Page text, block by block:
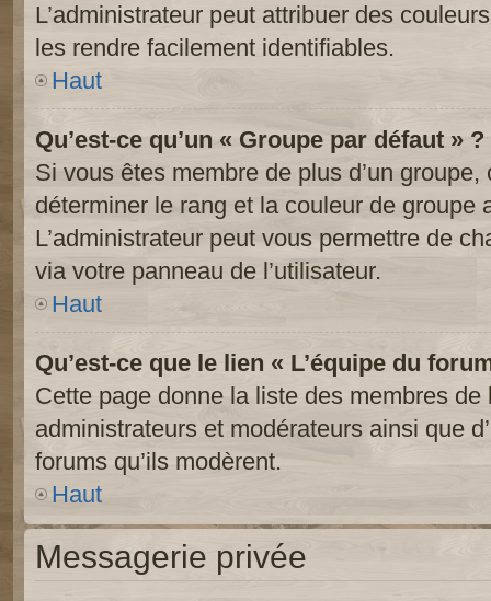
L’administrateur peut attribuer des
les rendre facilement identifiables.
Haut
Qu’est-ce qu’un « Groupe par défaut » ?
Si vous êtes membre de plus d’un
déterminer le rang et la couleur de groupe
L’administrateur peut vous permettre de
via votre panneau de l’utilisateur.
Haut
Qu’est-ce que le lien « L’équipe du
Cette page donne la liste des membres de
administrateurs et modérateurs ainsi que
forums qu’ils modèrent.
Haut
Messagerie privée